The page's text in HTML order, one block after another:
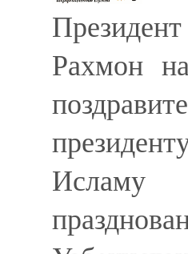
Рахмон